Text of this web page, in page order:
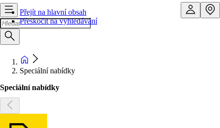
Přejít na hlavní obsah
Přeskočit na vyhledávání
Speciální nabídky
Speciální nabídky